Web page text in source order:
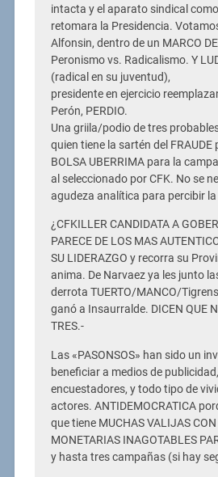
intacta y el aparato sindical como
retomara la Presidencia.
Alfonsin, dentro de un MARCO
Peronismo vs. Radicalismo. Y
(radical en su juventud),
presidente en ejercicio
Perón, PERDIO.
Una griila/podio de tres
quien tiene la sartén del FRAUDE
BOLSA UBERRIMA para la
al seleccionado por CFK. No se
agudeza analítica para percibir
¿CFKILLER CANDIDATA A
PARECE DE LOS MAS
SU LIDERAZGO y recorra su
anima. De Narvaez ya les junto
derrota TUERTO/MANCO/
ganó a Insaurralde. DICEN QUE
TRES.-
Las «PASONSOS» han sido un
beneficiar a medios de
encuestadores, y todo tipo de
actores. ANTIDEMOCRATICA
que tiene MUCHAS VALIJAS
MONETARIAS INAGOTABLES
y hasta tres campañas (si hay